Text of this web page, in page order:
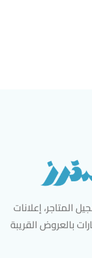
إعلانات
بالعروض القريبة